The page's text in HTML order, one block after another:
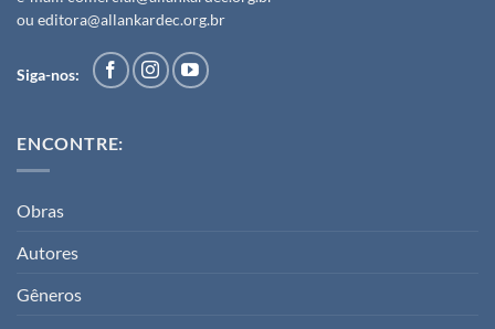
ou editora@allankardec.org.br
Siga-nos:
ENCONTRE:
Obras
Autores
Gêneros